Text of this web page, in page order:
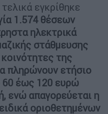
εγκρίθηκε
1.574 θέσεων
ηλεκτρικά
στάθμευσης
της
πληρώνουν ετήσιο
60 έως 120 ευρώ
ενώ απαγορεύεται η
οριοθετημένων